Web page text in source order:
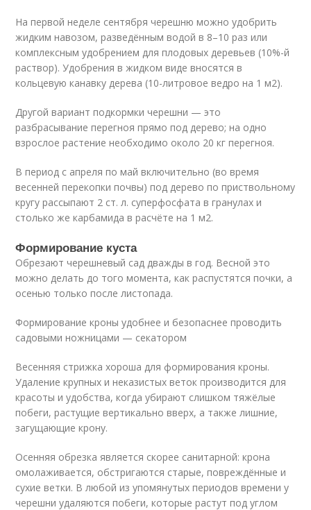
На первой неделе сентября черешню можно удобрить
жидким навозом, разведённым водой в 8–10 раз или
комплексным удобрением для плодовых деревьев (10%-й
раствор). Удобрения в жидком виде вносятся в
кольцевую канавку дерева (10-литровое ведро на 1 м2).
Другой вариант подкормки черешни — это
разбрасывание перегноя прямо под дерево; на одно
взрослое растение необходимо около 20 кг перегноя.
В период с апреля по май включительно (во время
весенней перекопки почвы) под дерево по приствольному
кругу рассыпают 2 ст. л. суперфосфата в гранулах и
столько же карбамида в расчёте на 1 м2.
Формирование куста
Обрезают черешневый сад дважды в год. Весной это
можно делать до того момента, как распустятся почки, а
осенью только после листопада.
Формирование кроны удобнее и безопаснее проводить
садовыми ножницами — секатором
Весенняя стрижка хороша для формирования кроны.
Удаление крупных и неказистых веток производится для
красоты и удобства, когда убирают слишком тяжёлые
побеги, растущие вертикально вверх, а также лишние,
загущающие крону.
Осенняя обрезка является скорее санитарной: крона
омолаживается, обстригаются старые, повреждённые и
сухие ветки. В любой из упомянутых периодов времени у
черешни удаляются побеги, которые растут под углом